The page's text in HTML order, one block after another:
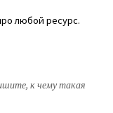
любой ресурс.
к чему такая